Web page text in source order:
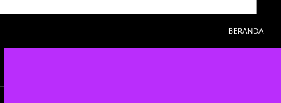
BERANDA